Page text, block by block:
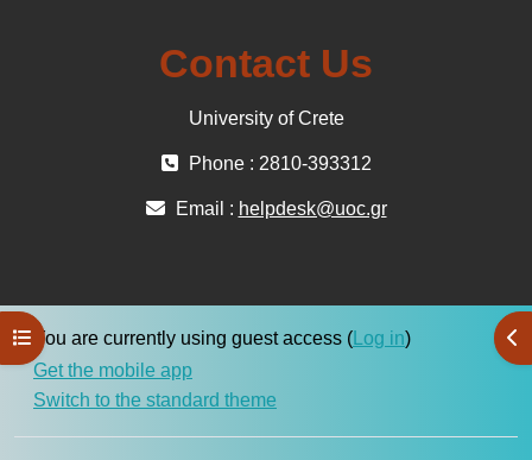
Open course index
Contact Us
University of Crete
Phone : 2810-393312
Email : helpdesk@uoc.gr
You are currently using guest access ( Log in)
Get the mobile app
Switch to the standard theme